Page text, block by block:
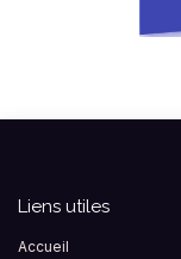
Liens utiles
Accueil